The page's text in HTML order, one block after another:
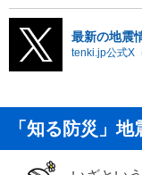
最新の地震
tenki.jp公式X
「知る防災」地